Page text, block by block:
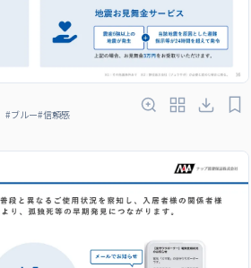
#ブルー#信頼感